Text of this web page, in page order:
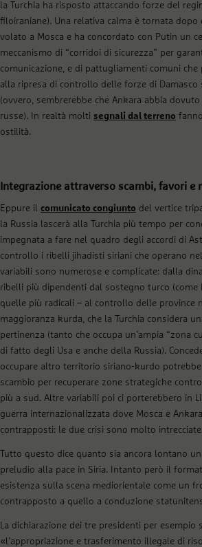
la Turchia ha risposto attaccando forze del
filoiraniane). Una relativa calma è tornata dopo
volato a Mosca e ha concordato con Putin un
meccanismo di “corridoi di sicurezza” per
comunicazione, e di pattugliamenti comuni
alla ripresa di controllo delle forze di Damasco
(ovvero, sembrerebbe che Ankara abbia
russe). In realtà molti segnali dal terreno
ostilità.
Integrazione attraverso scambi, favori e
Eppure il comunicato congiunto del vertice
la Russia lascerà alla Turchia più tempo per
impegnata a fare nel quadro degli accordi di
controllo i ribelli jihadisti siriani che operano
variabili sono numerose e complicate: dalla
ribelli più dipendenti dal sostegno turco (come
quelle più radicali – al controllo delle province
maggioranza kurda, che la Turchia considera
pertinenza (tanto che occupa un’ampia “zona
di fatto degli Usa e anche della Russia).
occupare altro territorio siriano-kurdo
scambio per recuperare zone strategiche
più a sud. Altre variabili poi ci porterebbero in
guerra internazionalizzata dove Mosca e
contrapposti: le due crisi sono molto
Tutto questo dice quanto sia ancora lontano
preludio alla pace in Siria. Intanto però il
esistenza sulla scena mediorientale come un
contrapposto a quello a conduzione
La dichiarazione dei tre presidenti per esempio
«l’appropriazione e trasferimento illegale di